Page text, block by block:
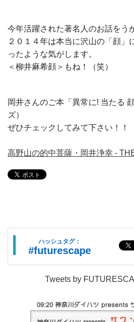
今年活躍された著名人のお話をう
２０１４年は本当に沢山の「顔」
ったような気がします。
＜柳井麻希顔＞もね！（笑）
岡井さんのご本「異常に! 当たる
ズ）
ぜひチェックしてみて下さい！！
高野山の的中菩薩・岡井浄幸 -
ハッシュタグ：
#futurescape
Tweets by